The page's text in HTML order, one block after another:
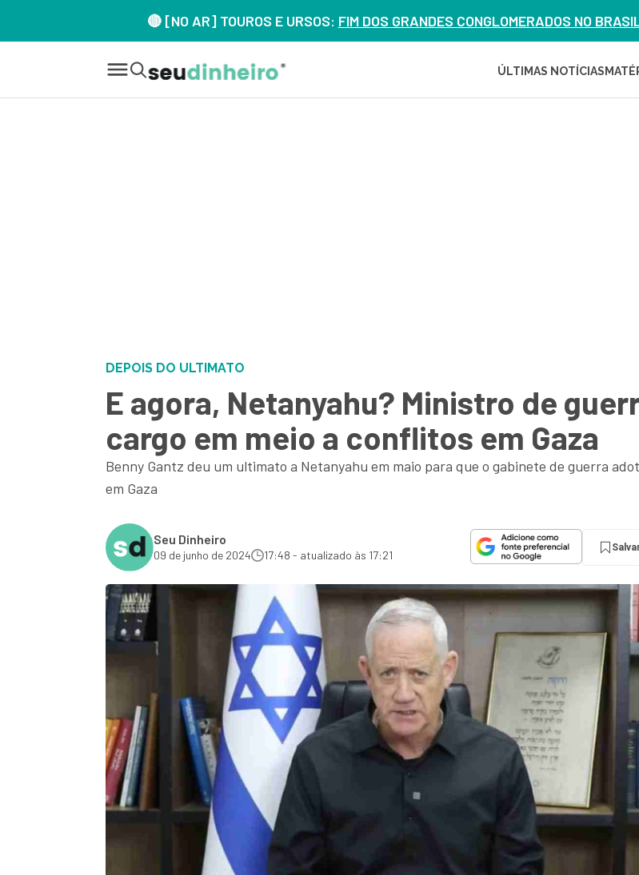
🔴 [NO AR] TOUROS E URSOS: FIM DOS GRANDES CONGLOMERADOS NO
ÚLTIMAS NOTÍCIAS
DEPOIS DO ULTIMATO
E agora, Netanyahu? Ministro de
cargo em meio a conflitos em Gaza
Benny Gantz deu um ultimato a Netanyahu em maio para que o gabinete de guerra
em Gaza
Seu Dinheiro
09 de junho de 2024 17:48 - atualizado às 17:21